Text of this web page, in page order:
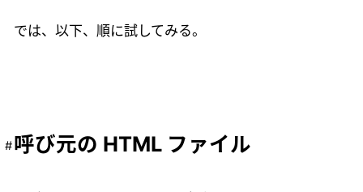
では、以下、順に試してみる。
呼び元の HTML ファイル